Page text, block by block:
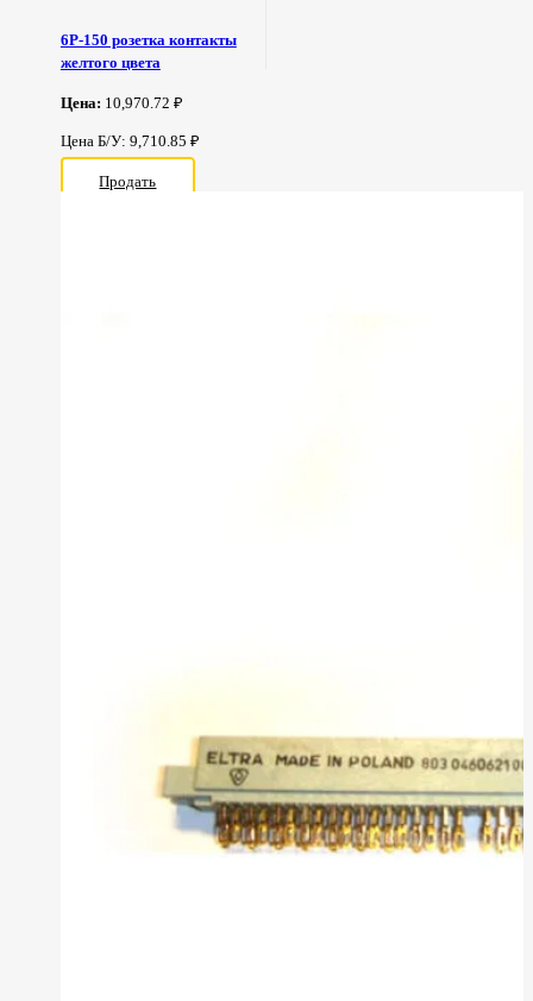
6Р-150 розетка контакты
желтого цвета
Цена: 10,970.72 ₽
Цена Б/У: 9,710.85 ₽
Продать